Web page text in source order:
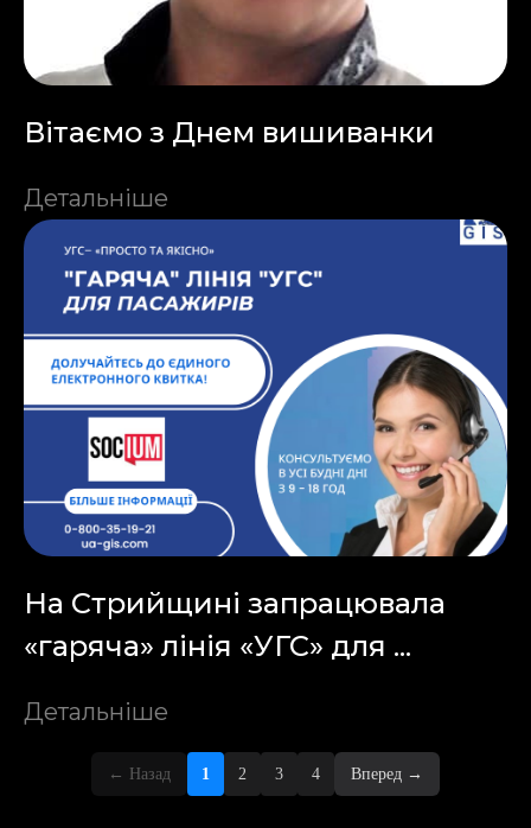
Вітаємо з Днем вишиванки
Детальніше
На Стрийщині запрацювала
«гаряча» лінія «УГС» для ...
Детальніше
← Назад 1 2 3 4 Вперед →